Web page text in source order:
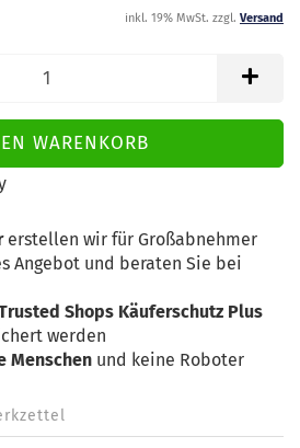
inkl. 19% MwSt. zzgl. Versand
erstellen wir für Großabnehmer
Angebot und beraten Sie bei
Shops Käuferschutz Plus
werden
Menschen und keine Roboter